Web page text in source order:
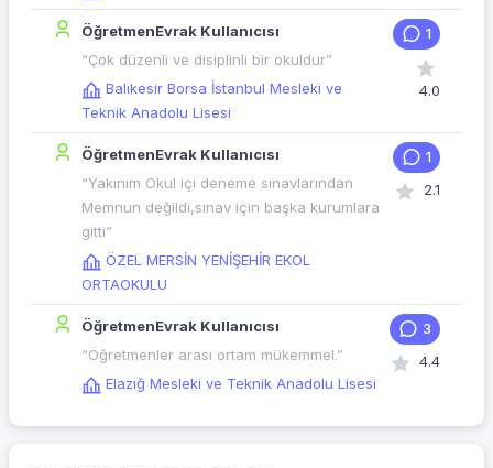
ÖğretmenEvrak Kullanıcısı
“Çok düzenli ve disiplinli bir okuldur”
Balıkesir Borsa İstanbul Mesleki ve
Teknik Anadolu Lisesi
1
4.0
ÖğretmenEvrak Kullanıcısı
“Yakınım Okul içi deneme sınavlarından
Memnun değildi,sınav için başka kurumlara
gitti”
ÖZEL MERSİN YENİŞEHİR EKOL
ORTAOKULU
1
2.1
ÖğretmenEvrak Kullanıcısı
“Öğretmenler arası ortam mükemmel.”
Elazığ Mesleki ve Teknik Anadolu Lisesi
3
4.4